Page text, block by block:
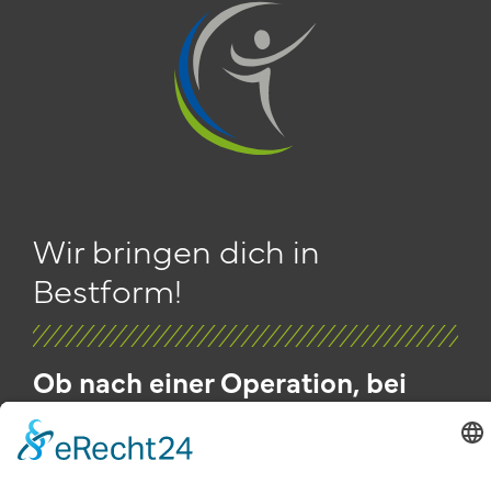
Wir bringen dich in
Bestform!
Ob nach einer Operation, bei
chronischen Schmerzen, für
Freizeit, Spitzensport oder am